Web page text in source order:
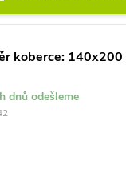
koberce: 140x200
dnů odešleme